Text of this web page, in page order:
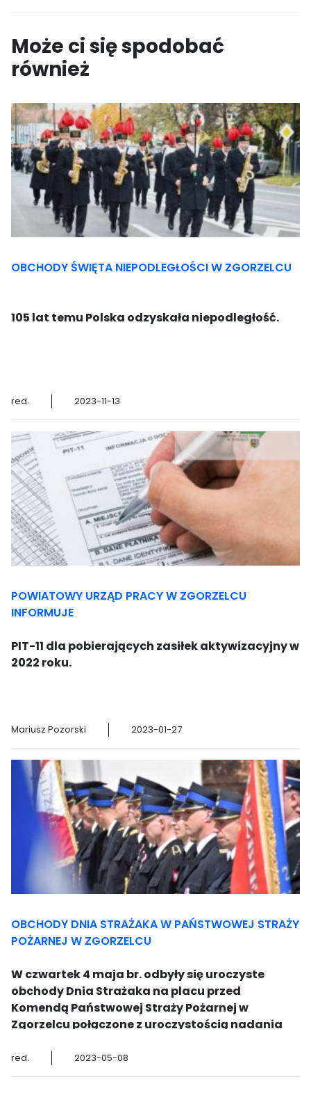
Może ci się spodobać
również
OBCHODY ŚWIĘTA NIEPODLEGŁOŚCI W ZGORZELCU
105 lat temu Polska odzyskała niepodległość.
red. 2023-11-13
POWIATOWY URZĄD PRACY W ZGORZELCU
INFORMUJE
PIT-11 dla pobierających zasiłek aktywizacyjny w
2022 roku.
Mariusz Pozorski 2023-01-27
OBCHODY DNIA STRAŻAKA W PAŃSTWOWEJ STRAŻY
POŻARNEJ W ZGORZELCU
W czwartek 4 maja br. odbyły się uroczyste
obchody Dnia Strażaka na placu przed
Komendą Państwowej Straży Pożarnej w
Zgorzelcu połączone z uroczystością nadania
Zgorzelcu.
red. 2023-05-08